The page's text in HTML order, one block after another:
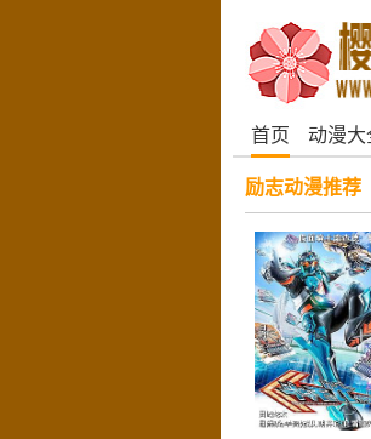
首页 动漫大
励志动漫推荐